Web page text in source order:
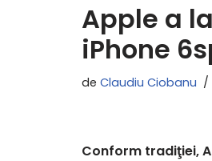
Apple a
iPhone
de Claudiu Ciobanu
Conform tradiţiei,